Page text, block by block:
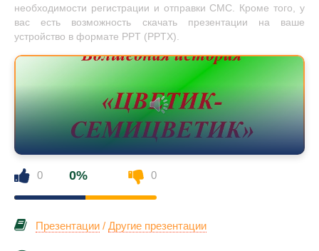
необходимости регистрации и отправки СМС. Кроме того, у
вас есть возможность скачать презентации на ваше
устройство в формате PPT (PPTX).
0 0% 0
Презентации / Другие презентации